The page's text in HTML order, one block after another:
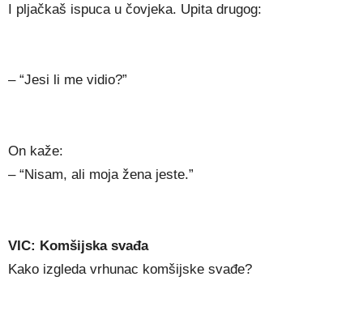
I pljačkaš ispuca u čovjeka. Upita drugog:
– “Jesi li me vidio?”
On kaže:
– “Nisam, ali moja žena jeste.”
VIC: Komšijska svađa
Kako izgleda vrhunac komšijske svađe?